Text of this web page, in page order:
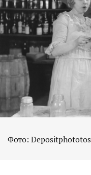
Фото: Depositphototos